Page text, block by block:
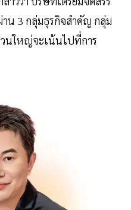
น 3 กลุ่มธุรกิจสำคัญ กลุ่ม
วนใหญ่จะเน้นไปที่การ